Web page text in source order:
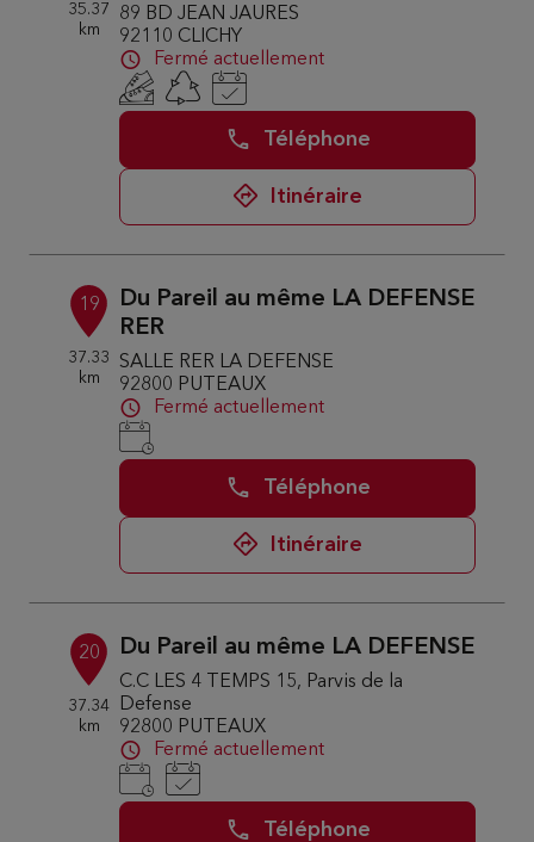
35.37
km
89 BD JEAN JAURES
92110 CLICHY
Fermé actuellement
Téléphone
Itinéraire
19
37.33
km
Du Pareil au même LA DEFENSE
RER
SALLE RER LA DEFENSE
92800 PUTEAUX
Fermé actuellement
Téléphone
Itinéraire
20
37.34
km
Du Pareil au même LA DEFENSE
C.C LES 4 TEMPS 15, Parvis de la
Defense
92800 PUTEAUX
Fermé actuellement
Téléphone